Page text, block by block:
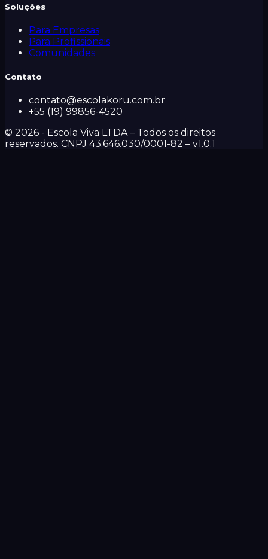
Soluções
Para Empresas
Para Profissionais
Comunidades
Contato
contato@escolakoru.com.br
+55 (19) 99856-4520
© 2026 - Escola Viva LTDA – Todos os direitos
reservados. CNPJ 43.646.030/0001-82 – v1.0.1